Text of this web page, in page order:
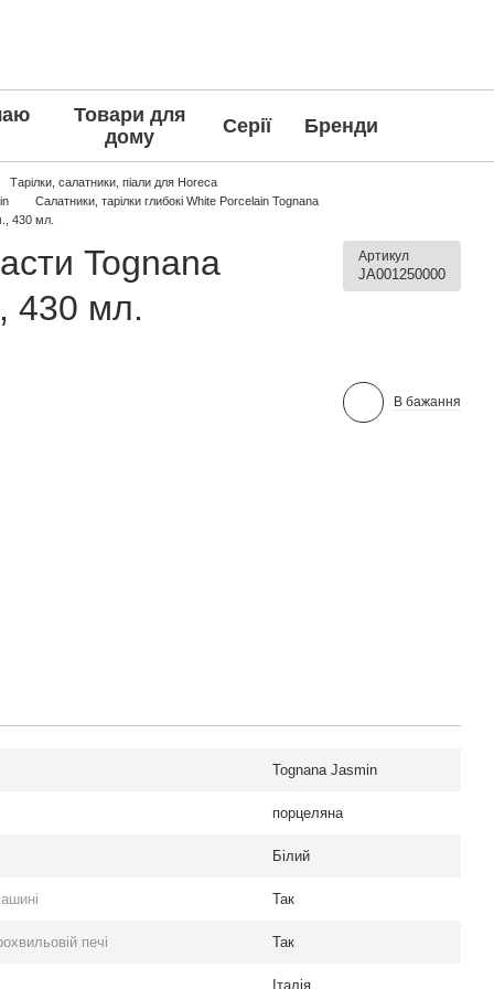
Товари для
дому
Серії Бренди
Тарілки, салатники, піали для Horeca
Салатники, тарілки глибокі White Porcelain Tognana
430 мл.
Tognana
430 мл.
Артикул
JA001250000
В бажання
Tognana Jasmin
порцеляна
Білий
Так
печі Так
Італія